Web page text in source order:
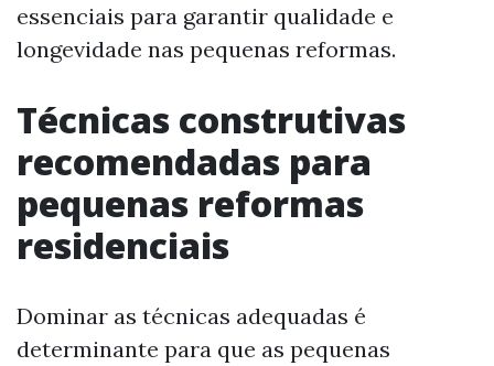
essenciais para garantir qualidade e
longevidade nas pequenas reformas.
Técnicas construtivas
recomendadas para
pequenas reformas
residenciais
Dominar as técnicas adequadas é
determinante para que as pequenas